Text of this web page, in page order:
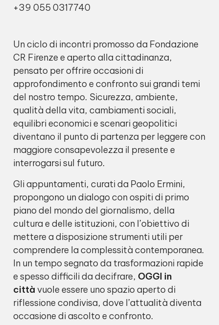
+39 055 0317740
Un ciclo di incontri promosso da Fondazione
CR Firenze e aperto alla cittadinanza,
pensato per offrire occasioni di
approfondimento e confronto sui grandi temi
del nostro tempo. Sicurezza, ambiente,
qualità della vita, cambiamenti sociali,
equilibri economici e scenari geopolitici
diventano il punto di partenza per leggere con
maggiore consapevolezza il presente e
interrogarsi sul futuro.
Gli appuntamenti, curati da Paolo Ermini,
propongono un dialogo con ospiti di primo
piano del mondo del giornalismo, della
cultura e delle istituzioni, con l’obiettivo di
mettere a disposizione strumenti utili per
comprendere la complessità contemporanea.
In un tempo segnato da trasformazioni rapide
e spesso difficili da decifrare, OGGI in
città vuole essere uno spazio aperto di
riflessione condivisa, dove l’attualità diventa
occasione di ascolto e confronto.